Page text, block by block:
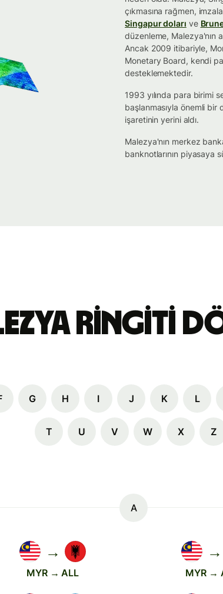
çıkmasına rağmen,
Singapur doları ve
düzenleme, Malezya'nın
Ancak 2009 itibariyle,
Monetary Board, kendi
desteklemektedir.
1993 yılında para birimi
başlanmasıyla önemli
işaretinin yerini aldı.
Malezya'nın merkez
banknotlarının piyasaya
ringiti
G H I J K L
T U V W X Z
A
→
MYR → ALL
→
MYR →